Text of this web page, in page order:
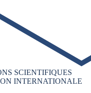
SCIENTIFIQUES
INTERNATIONALE